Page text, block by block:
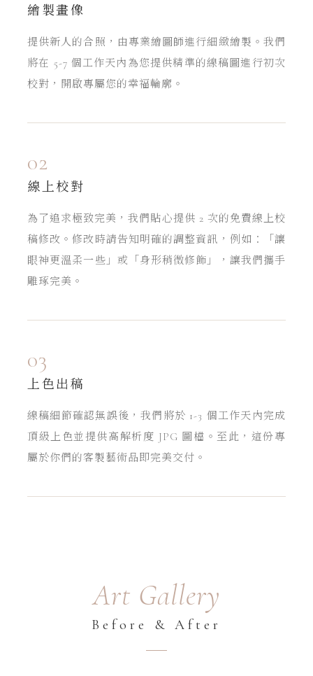
繪製畫像
提供新人的合照，由專業繪圖師進行細緻繪製。我們
將在 5-7 個工作天內為您提供精準的線稿圖進行初次
校對，開啟專屬您的幸福輪廓。
02
線上校對
為了追求極致完美，我們貼心提供 2 次的免費線上校
稿修改。修改時請告知明確的調整資訊，例如：「讓
眼神更溫柔一些」或「身形稍微修飾」，讓我們攜手
雕琢完美。
03
上色出稿
線稿細節確認無誤後，我們將於 1-3 個工作天內完成
頂級上色並提供高解析度 JPG 圖檔。至此，這份專
屬於你們的客製藝術品即完美交付。
Art Gallery
Before & After